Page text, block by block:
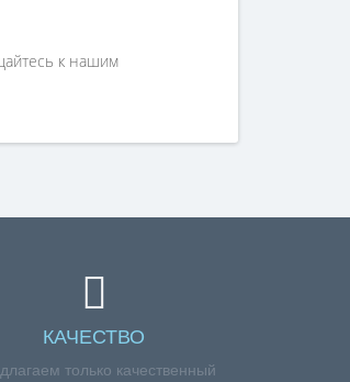
к нашим
КАЧЕСТВО
только качественный